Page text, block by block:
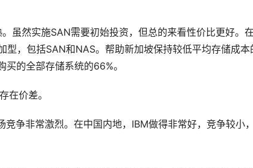
虽然实施SAN需要初始投资，但总的来看性价比更好。
，包括SAN和NAS。帮助新加坡保持较低平均存储成本
的全部存储系统的66%。
在价差。
争非常激烈。在中国内地，IBM做得非常好，竞争较小